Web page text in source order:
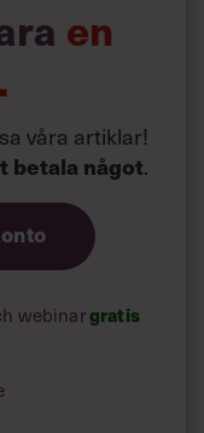
en
våra artiklar!
betala något.
webinargratis